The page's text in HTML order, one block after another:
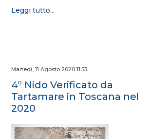
Leggi tutto...
Martedì, 11 Agosto 2020 11:53
4° Nido Verificato da
Tartamare in Toscana nel
2020